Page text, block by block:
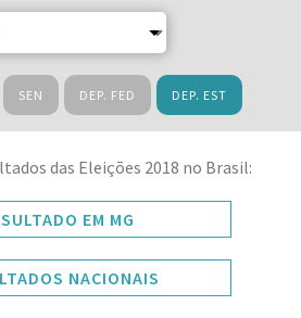
SEN DEP. FED DEP. EST
das Eleições 2018 no Brasil:
EM MG
NACIONAIS